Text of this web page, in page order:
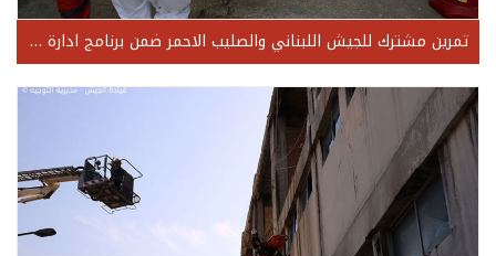
تمرين مشترك للجيش اللبناني والصليب الاحمر ضمن برنامج ادارة الكوارث منطقة جبل لبنان